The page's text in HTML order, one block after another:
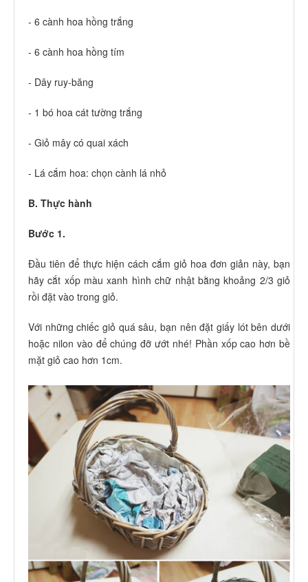
- 6 cành hoa hồng trắng
- 6 cành hoa hồng tím
- Dây ruy-băng
- 1 bó hoa cát tường trắng
- Giỏ mây có quai xách
- Lá cắm hoa: chọn cành lá nhỏ
B. Thực hành
Bước 1.
Đầu tiên để thực hiện cách cắm giỏ hoa đơn giản này, bạn
hãy cắt xốp màu xanh hình chữ nhật bằng khoảng 2/3 giỏ
rồi đặt vào trong giỏ.
Với những chiếc giỏ quá sâu, bạn nên đặt giấy lót bên dưới
hoặc nilon vào để chúng đỡ ướt nhé! Phần xốp cao hơn bề
mặt giỏ cao hơn 1cm.